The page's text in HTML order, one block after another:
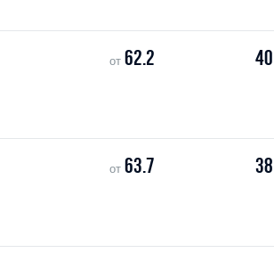
от62.2 40
от63.7 38